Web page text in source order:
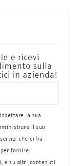
e ricevi
sulla
in azienda!
la sua
il suo
che ci ha
fornire
e su altri contenuti